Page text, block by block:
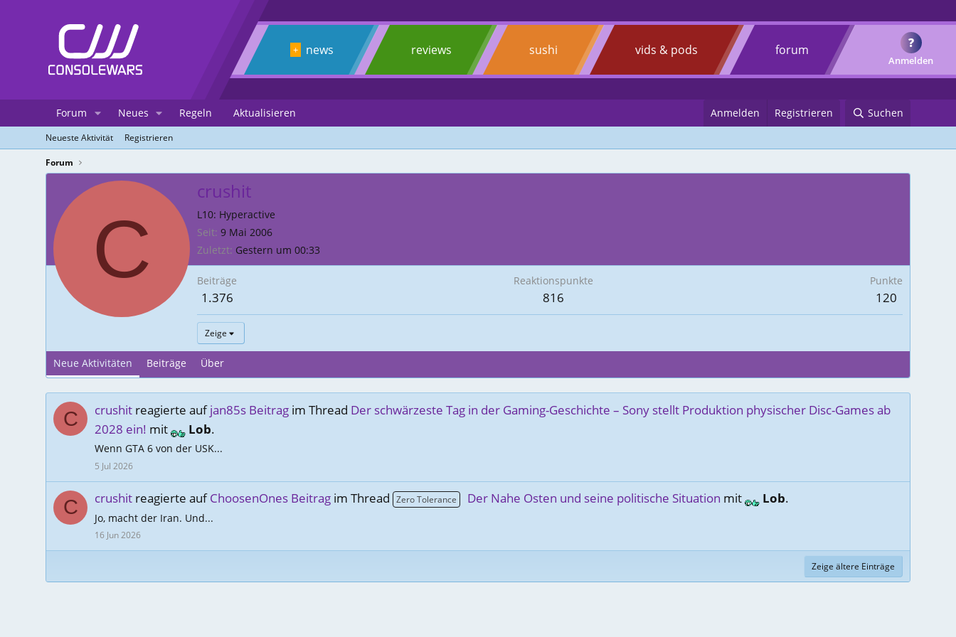
+ news reviews sushi vids & pods forum
Anmelden
?
Forum Neues Regeln Aktualisieren Anmelden Registrieren Suchen
Neueste Aktivität Registrieren
Forum
C
crushit
L10: Hyperactive
Seit 9 Mai 2006
Zuletzt Gestern um 00:33
Beiträge
1.376
Reaktionspunkte
816
Punkte
120
Zeige
Neue Aktivitäten Beiträge Über
C crushit reagierte aufjan85s Beitrag im Thread Der schwärzeste Tag in der Gaming-Geschichte – Sony stellt Produktion physischer Disc-Games ab
2028 ein! mit Lob.
Wenn GTA 6 von der USK...
5 Jul 2026
C crushit reagierte aufChoosenOnes Beitrag im Thread Zero Tolerance Der Nahe Osten und seine politische Situation mit Lob.
Jo, macht der Iran. Und...
16 Jun 2026
Zeige ältere Einträge